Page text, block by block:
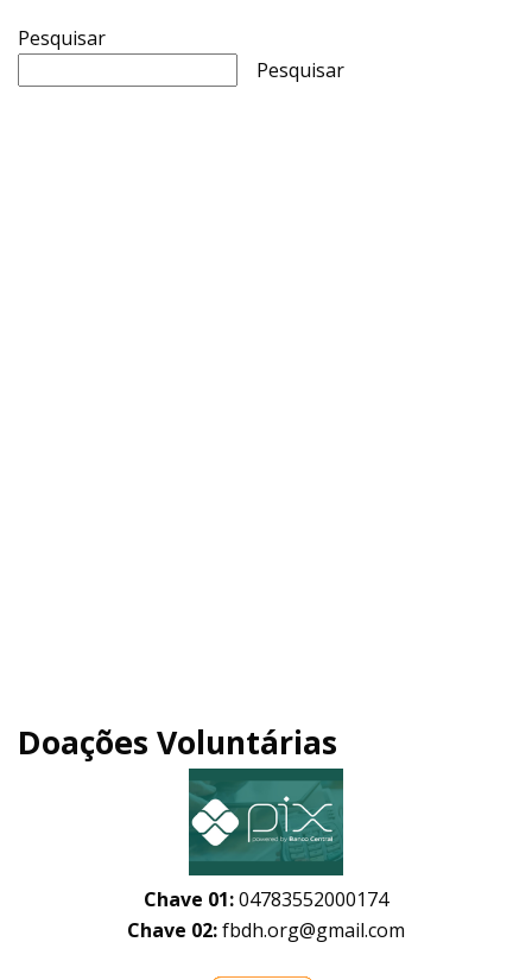
Pesquisar
Pesquisar
Doações Voluntárias
Chave 01:04783552000174
Chave 02:fbdh.org@gmail.com